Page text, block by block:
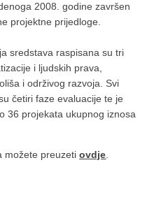
2008. godine završen
projektne prijedloge.
sredstava raspisana su tri
i ljudskih prava,
i održivog razvoja. Svi
četiri faze evaluacije te je
36 projekata ukupnog iznosa
možete preuzetiovdje